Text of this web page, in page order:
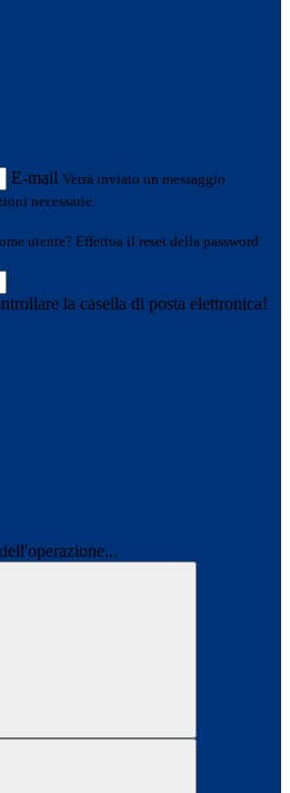
E-mail Verrà inviato un messaggio
necessarie.
utente? Effettua il reset della password
la casella di posta elettronica!